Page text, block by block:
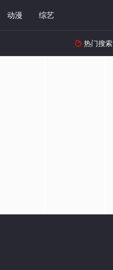
动漫 综艺
 热门搜索